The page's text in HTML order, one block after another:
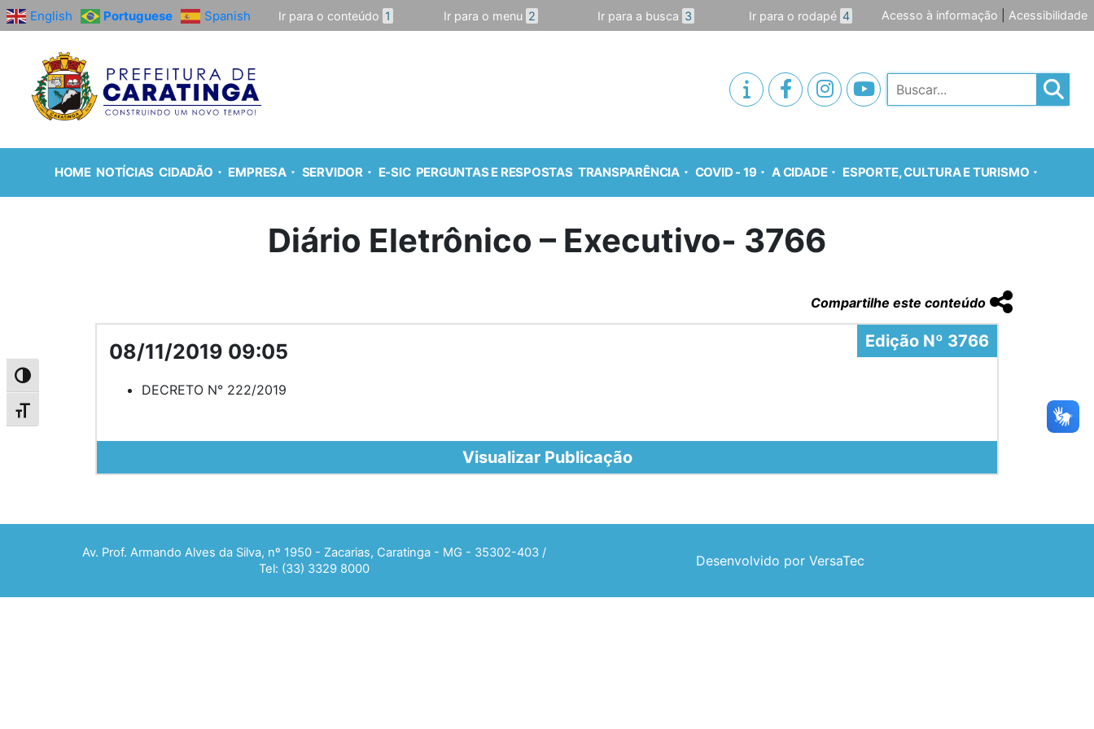
Alternar alto contraste
Alternar tamanho da fonte
English Portuguese Spanish Ir para o conteúdo 1 Ir para o menu 2 Ir para a busca 3 Ir para o rodapé 4 Acesso à informação Acessibilidade
Pesquisar
HOME NOTÍCIAS CIDADÃO EMPRESA SERVIDOR E-SIC PERGUNTAS E RESPOSTAS TRANSPARÊNCIA COVID - 19 A CIDADE ESPORTE, CULTURA E TURISMO
Diário Eletrônico – Executivo- 3766
Compartilhe este conteúdo
Edição Nº 3766
08/11/2019 09:05
DECRETO N° 222/2019
Visualizar Publicação
Av. Prof. Armando Alves da Silva, nº 1950 - Zacarias, Caratinga - MG - 35302-403 /
Tel: (33) 3329 8000
Desenvolvido por VersaTec